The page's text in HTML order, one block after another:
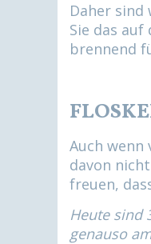
Daher sind
Sie das
brennend
Auch wenn
davon
freuen,
Heute sind
genauso